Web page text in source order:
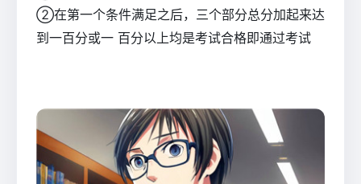
②在第一个条件满足之后，三个部分总分加起来达
到一百分或一 百分以上均是考试合格即通过考试